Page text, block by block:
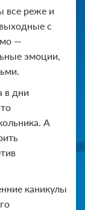
все реже и
с
—
эмоции,
в дни
А
каникулы